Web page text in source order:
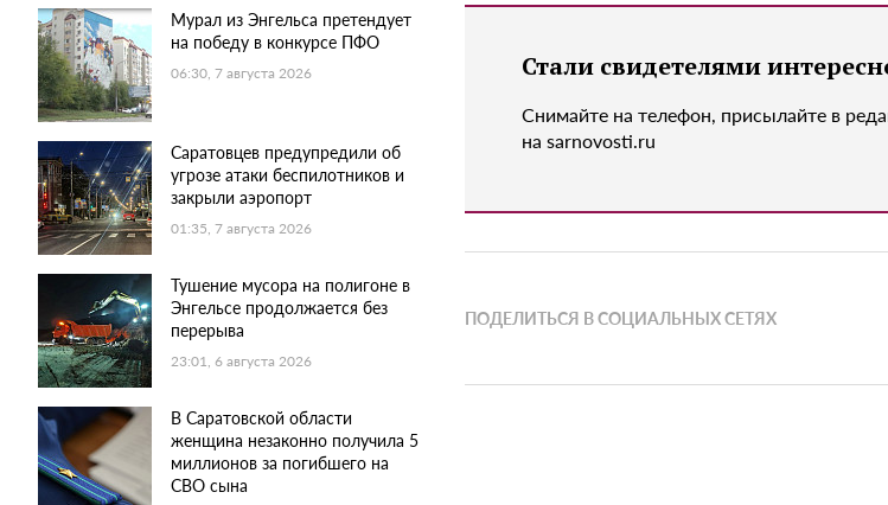
Мурал из Энгельса претендует
на победу в конкурсе ПФО
06:30, 7 августа 2026
Саратовцев предупредили об
угрозе атаки беспилотников и
закрыли аэропорт
01:35, 7 августа 2026
Тушение мусора на полигоне в
Энгельсе продолжается без
перерыва
23:01, 6 августа 2026
В Саратовской области
женщина незаконно получила 5
миллионов за погибшего на
СВО сына
Стали свидетелями
Снимайте на телефон, присылайте в
на sarnovosti.ru
ПОДЕЛИТЬСЯ В СОЦИАЛЬНЫХ СЕТЯХ